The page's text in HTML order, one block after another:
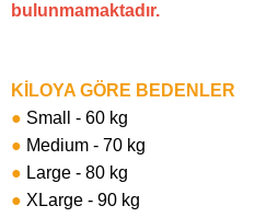
bulunmamaktadır.
KİLOYA GÖRE BEDENLER
● Small - 60 kg
● Medium - 70 kg
● Large - 80 kg
● XLarge - 90 kg